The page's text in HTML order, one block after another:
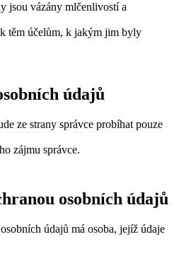
jsou vázány mlčenlivostí a
těm účelům, k jakým jim byly
údajů
ze strany správce probíhat pouze
zájmu správce.
osobních údajů
údajů má osoba, jejíž údaje